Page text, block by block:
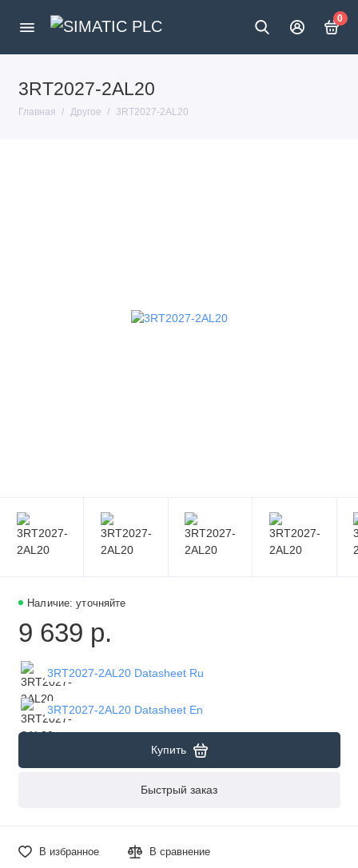
0
3RT2027-2AL20
Главная Другое 3RT2027-2AL20
Наличие: уточняйте
9 639 р.
3RT2027-2AL20 Datasheet Ru
3RT2027-2AL20 Datasheet En
Купить
Быстрый заказ
В избранное В сравнение